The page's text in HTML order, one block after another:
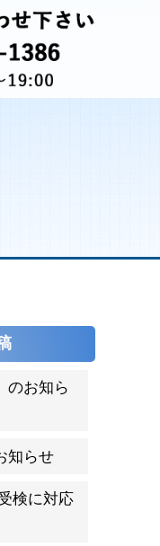
のお知ら
知らせ
検に対応